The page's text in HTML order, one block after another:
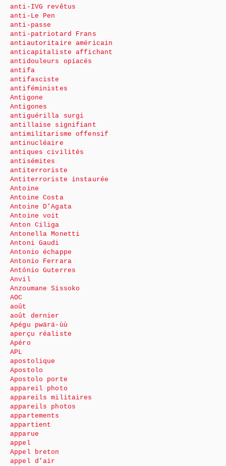
anti-IVG revêtus
anti-Le Pen
anti-passe
anti-patriotard Frans
antiautoritaire américain
anticapitaliste affichant
antidouleurs opiacés
antifa
antifasciste
antiféministes
Antigone
Antigones
antiguérilla surgi
antillaise signifiant
antimilitarisme offensif
antinucléaire
antiques civilités
antisémites
antiterroriste
Antiterroriste instaurée
Antoine
Antoine Costa
Antoine D’Agata
Antoine voit
Anton Ciliga
Antonella Monetti
Antoni Gaudi
Antonio échappe
Antonio Ferrara
António Guterres
Anvil
Anzoumane Sissoko
AOC
août
août dernier
Apégu pwärä-ùù
aperçu réaliste
Apéro
APL
apostolique
Apostolo
Apostolo porte
appareil photo
appareils militaires
appareils photos
appartements
appartient
apparue
appel
Appel breton
appel d’air